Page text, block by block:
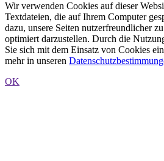
Wir verwenden Cookies auf dieser
Textdateien, die auf Ihrem Computer
dazu, unsere Seiten nutzerfreundlicher
optimiert darzustellen. Durch die
Sie sich mit dem Einsatz von Cookies
mehr in unseren
OK